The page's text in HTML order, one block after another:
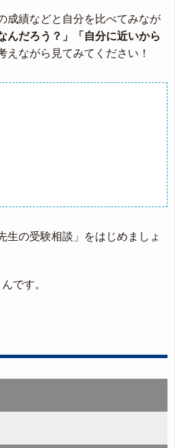
成績などと自分を比べてみなが
んだろう？」「自分に近いから
えながら見てみてください！
生の受験相談」をはじめましょ
んです。